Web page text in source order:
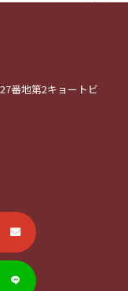
番地第2キョートビ